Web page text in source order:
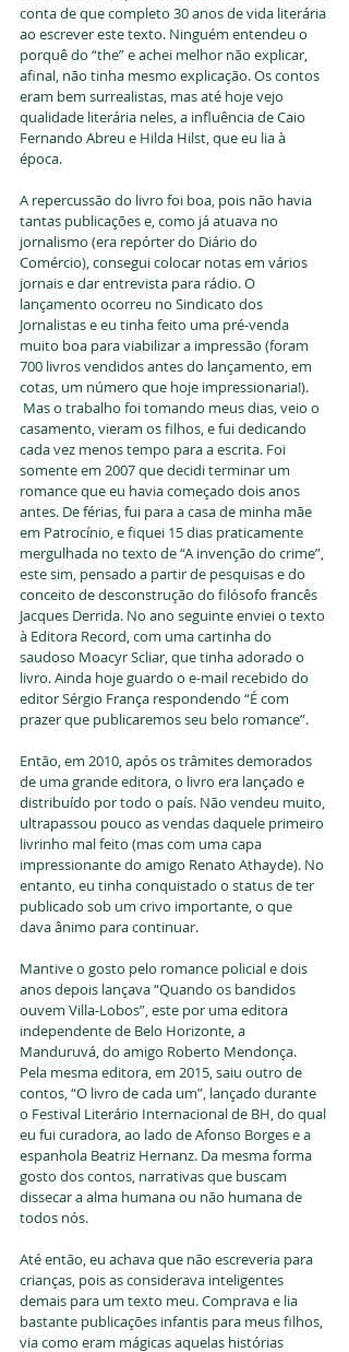
conta de que completo 30 anos de vida literária
ao escrever este texto. Ninguém entendeu o
porquê do “the” e achei melhor não explicar,
afinal, não tinha mesmo explicação. Os contos
eram bem surrealistas, mas até hoje vejo
qualidade literária neles, a influência de Caio
Fernando Abreu e Hilda Hilst, que eu lia à
época.
A repercussão do livro foi boa, pois não havia
tantas publicações e, como já atuava no
jornalismo (era repórter do Diário do
Comércio), consegui colocar notas em vários
jornais e dar entrevista para rádio. O
lançamento ocorreu no Sindicato dos
Jornalistas e eu tinha feito uma pré-venda
muito boa para viabilizar a impressão (foram
700 livros vendidos antes do lançamento, em
cotas, um número que hoje impressionaria!).
casamento, vieram os filhos, e fui dedicando
cada vez menos tempo para a escrita. Foi
somente em 2007 que decidi terminar um
romance que eu havia começado dois anos
antes. De férias, fui para a casa de minha mãe
em Patrocínio, e fiquei 15 dias praticamente
mergulhada no texto de “A invenção do crime”,
este sim, pensado a partir de pesquisas e do
conceito de desconstrução do filósofo francês
Jacques Derrida. No ano seguinte enviei o texto
à Editora Record, com uma cartinha do
saudoso Moacyr Scliar, que tinha adorado o
livro. Ainda hoje guardo o e-mail recebido do
editor Sérgio França respondendo “É com
prazer que publicaremos seu belo romance”.
Então, em 2010, após os trâmites demorados
de uma grande editora, o livro era lançado e
distribuído por todo o país. Não vendeu muito,
ultrapassou pouco as vendas daquele primeiro
livrinho mal feito (mas com uma capa
impressionante do amigo Renato Athayde). No
entanto, eu tinha conquistado o status de ter
publicado sob um crivo importante, o que
dava ânimo para continuar.
Mantive o gosto pelo romance policial e dois
anos depois lançava “Quando os bandidos
ouvem Villa-Lobos”, este por uma editora
independente de Belo Horizonte, a
Manduruvá, do amigo Roberto Mendonça.
Pela mesma editora, em 2015, saiu outro de
contos, “O livro de cada um”, lançado durante
o Festival Literário Internacional de BH, do qual
eu fui curadora, ao lado de Afonso Borges e a
espanhola Beatriz Hernanz. Da mesma forma
gosto dos contos, narrativas que buscam
dissecar a alma humana ou não humana de
todos nós.
Até então, eu achava que não escreveria para
crianças, pois as considerava inteligentes
demais para um texto meu. Comprava e lia
bastante publicações infantis para meus filhos,
via como eram mágicas aquelas histórias